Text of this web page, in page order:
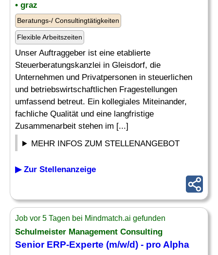
• graz
Beratungs-/ Consultingtätigkeiten
Flexible Arbeitszeiten
Unser Auftraggeber ist eine etablierte
Steuerberatungskanzlei in Gleisdorf, die
Unternehmen und Privatpersonen in steuerlichen
und betriebswirtschaftlichen Fragestellungen
umfassend betreut. Ein kollegiales Miteinander,
fachliche Qualität und eine langfristige
Zusammenarbeit stehen im [...]
MEHR INFOS ZUM STELLENANGEBOT
▶ Zur Stellenanzeige
Job vor 5 Tagen bei Mindmatch.ai gefunden
Schulmeister Management Consulting
Senior ERP-Experte (m/w/d) - pro Alpha